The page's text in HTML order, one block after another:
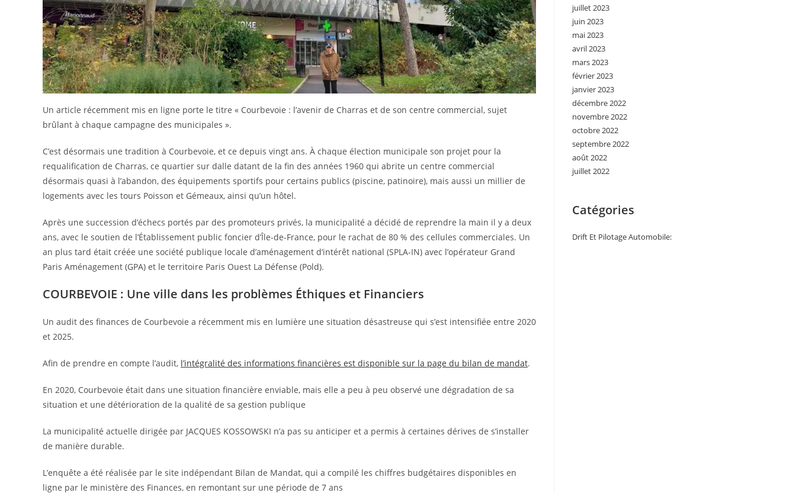
Un article récemment mis en ligne porte le titre « Courbevoie : l’avenir de Charras et de son centre commercial, sujet
brûlant à chaque campagne des municipales ».
C’est désormais une tradition à Courbevoie, et ce depuis vingt ans. À chaque élection municipale son projet pour la
requalification de Charras, ce quartier sur dalle datant de la fin des années 1960 qui abrite un centre commercial
désormais quasi à l’abandon, des équipements sportifs pour certains publics (piscine, patinoire), mais aussi un millier de
logements avec les tours Poisson et Gémeaux, ainsi qu’un hôtel.
Après une succession d’échecs portés par des promoteurs privés, la municipalité a décidé de reprendre la main il y a deux
ans, avec le soutien de l’Établissement public foncier d’Île-de-France, pour le rachat de 80 % des cellules commerciales. Un
an plus tard était créée une société publique locale d’aménagement d’intérêt national (SPLA-IN) avec l’opérateur Grand
Paris Aménagement (GPA) et le territoire Paris Ouest La Défense (Pold).
COURBEVOIE : Une ville dans les problèmes Éthiques et Financiers
Un audit des finances de Courbevoie a récemment mis en lumière une situation désastreuse qui s’est intensifiée entre 2020
et 2025.
Afin de prendre en compte l’audit, l’intégralité des informations financières est disponible sur la page du bilan de mandat.
En 2020, Courbevoie était dans une situation financière enviable, mais elle a peu à peu observé une dégradation de sa
situation et une détérioration de la qualité de sa gestion publique
La municipalité actuelle dirigée par JACQUES KOSSOWSKI n’a pas su anticiper et a permis à certaines dérives de s’installer
de manière durable.
L’enquête a été réalisée par le site indépendant Bilan de Mandat, qui a compilé les chiffres budgétaires disponibles en
ligne par le ministère des Finances, en remontant sur une période de 7 ans
juillet 2023
juin 2023
mai 2023
avril 2023
mars 2023
février 2023
janvier 2023
décembre 2022
novembre 2022
octobre 2022
septembre 2022
août 2022
juillet 2022
Catégories
Drift Et Pilotage Automobile: